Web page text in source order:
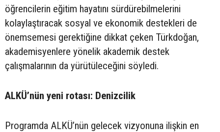
öğrencilerin eğitim hayatını sürdürebilmelerini
kolaylaştıracak sosyal ve ekonomik destekleri de
önemsemesi gerektiğine dikkat çeken Türkdoğan,
akademisyenlere yönelik akademik destek
çalışmalarının da yürütüleceğini söyledi.
ALKÜ’nün yeni rotası: Denizcilik
Programda ALKÜ’nün gelecek vizyonuna ilişkin en